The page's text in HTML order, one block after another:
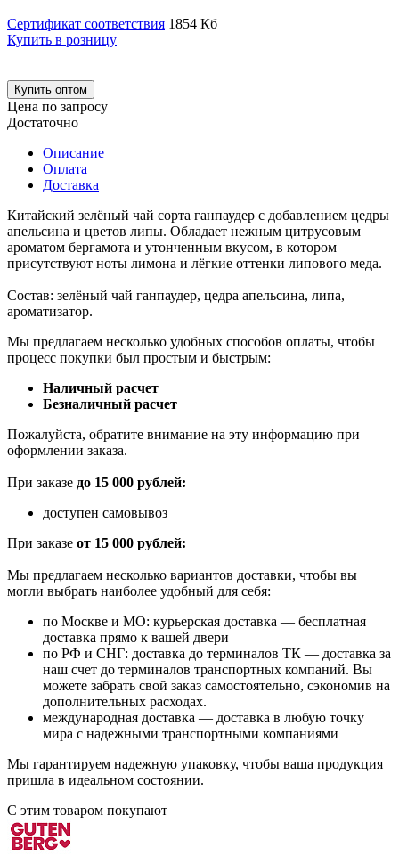
Сертификат соответствия 1854 Кб
Купить в розницу
Купить оптом
Цена по запросу
Достаточно
Описание
Оплата
Доставка
Китайский зелёный чай сорта ганпаудер с добавлением цедры
апельсина и цветов липы. Обладает нежным цитрусовым
ароматом бергамота и утонченным вкусом, в котором
присутствуют ноты лимона и лёгкие оттенки липового меда.
Состав: зелёный чай ганпаудер, цедра апельсина, липа,
ароматизатор.
Мы предлагаем несколько удобных способов оплаты, чтобы
процесс покупки был простым и быстрым:
Наличный расчет
Безналичный расчет
Пожалуйста, обратите внимание на эту информацию при
оформлении заказа.
При заказе до 15 000 рублей:
доступен самовывоз
При заказе от 15 000 рублей:
Мы предлагаем несколько вариантов доставки, чтобы вы
могли выбрать наиболее удобный для себя:
по Москве и МО: курьерская доставка — бесплатная
доставка прямо к вашей двери
по РФ и СНГ: доставка до терминалов ТК — доставка за
наш счет до терминалов транспортных компаний. Вы
можете забрать свой заказ самостоятельно, сэкономив на
дополнительных расходах.
международная доставка — доставка в любую точку
мира с надежными транспортными компаниями
Мы гарантируем надежную упаковку, чтобы ваша продукция
пришла в идеальном состоянии.
С этим товаром покупают